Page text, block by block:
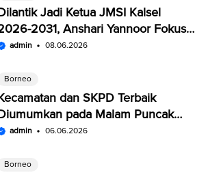
Jadi Ketua JMSI Kalsel
2031, Anshari Yannoor Fokus
Perusahaan Pers
admin 08.06.2026
Borneo
dan SKPD Terbaik
pada Malam Puncak
Expo Saijaan Kotabaru
admin 06.06.2026
Borneo